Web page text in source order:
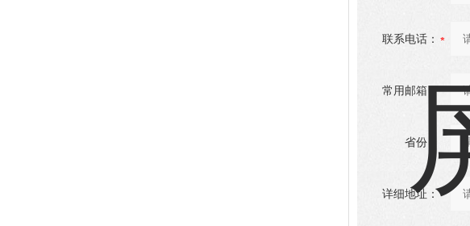
联系电话：
常用邮箱：
省份：
详细地址：